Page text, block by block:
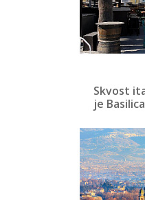
Skvost
je